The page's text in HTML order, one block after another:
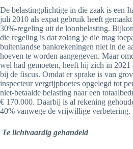
De belastingplichtige in die zaak is een
juli 2010 als expat gebruik heeft
30%-regeling uit de loonbelasting.
die regeling is dat zolang je die mag
buitenlandse bankrekeningen niet in de
hoeven te worden aangegeven. Maar
wel had gemoeten, heeft hij zich in 2021
bij de fiscus. Omdat er sprake is van
inspecteur vergrijpboetes opgelegd tot
niet-betaalde belasting naar een
€ 170.000. Daarbij is al rekening
40% vanwege de vrijwillige verbetering.
Te lichtvaardig gehandeld